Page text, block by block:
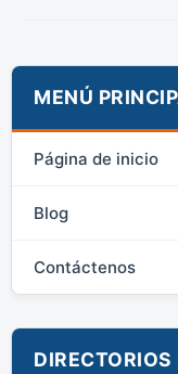
MENÚ
Página de inicio
Blog
Contáctenos
DIRECTORIOS